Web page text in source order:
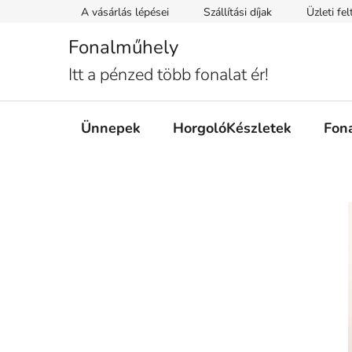
A vásárlás lépései Szállítási díjak Üzleti
Fonalműhely
Itt a pénzed több fonalat ér!
Ünnepek HorgolóKészletek